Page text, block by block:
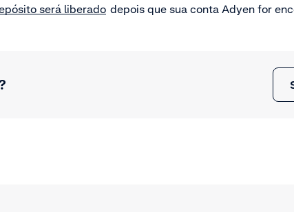
será liberado depois que sua conta Adyen for